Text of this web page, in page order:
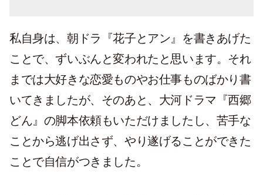
私自身は、朝ドラ『花子とアン』を書きあげた
ことで、ずいぶんと変われたと思います。それ
までは大好きな恋愛ものやお仕事ものばかり書
いてきましたが、そのあと、大河ドラマ『西郷
どん』の脚本依頼もいただけましたし、苦手な
ことから逃げ出さず、やり遂げることができた
ことで自信がつきました。